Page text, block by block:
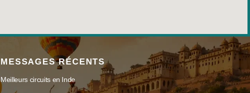
MESSAGES RÉCENTS
Meilleurs circuits en Inde